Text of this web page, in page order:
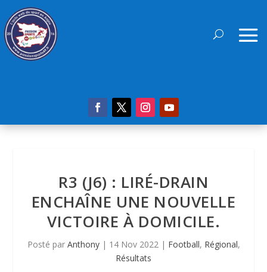
R3 (J6) : LIRÉ-DRAIN
ENCHAÎNE UNE NOUVELLE
VICTOIRE À DOMICILE.
Posté par Anthony| 14 Nov 2022| Football, Régional,
Résultats